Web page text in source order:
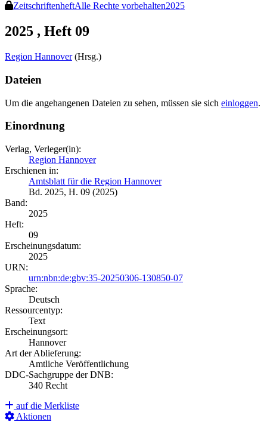
ZeitschriftenheftAlle Rechte vorbehalten2025
2025 , Heft 09
Region Hannover(Hrsg.)
Dateien
Um die angehangenen Dateien zu sehen, müssen sie sich einloggen.
Einordnung
Verlag, Verleger(in):
Region Hannover
Erschienen in:
Amtsblatt für die Region Hannover
Bd. 2025, H. 09 (2025)
Band:
2025
Heft:
09
Erscheinungsdatum:
2025
URN:
urn:nbn:de:gbv:35-20250306-130850-07
Sprache:
Deutsch
Ressourcentyp:
Text
Erscheinungsort:
Hannover
Art der Ablieferung:
Amtliche Veröffentlichung
DDC-Sachgruppe der DNB:
340 Recht
auf die Merkliste
Aktionen